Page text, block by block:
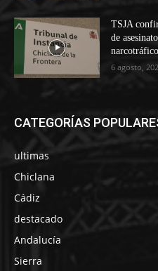
TSJA
de
6 agosto,
CATEGORÍAS
ultimas
Chiclana
Cádiz
destacado
Andalucía
Sierra